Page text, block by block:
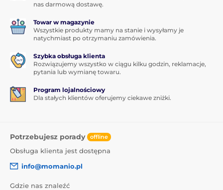
nas darmową dostawę.
Towar w magazynie
Wszystkie produkty mamy na stanie i wysyłamy je
natychmiast po otrzymaniu zamówienia.
Szybka obsługa klienta
Rozwiązujemy wszystko w ciągu kilku godzin, reklamacje,
pytania lub wymianę towaru.
Program lojalnościowy
Dla stałych klientów oferujemy ciekawe zniżki.
Potrzebujesz porady offline
Obsługa klienta jest dostępna
info@momanio.pl
Gdzie nas znaleźć